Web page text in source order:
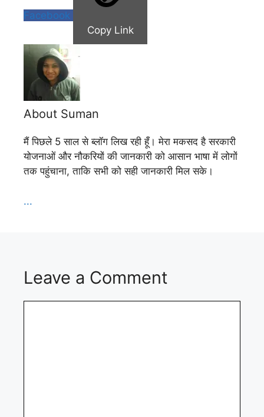
Facebook
Copy Link
About Suman
मैं पिछले 5 साल से ब्लॉग लिख रही हूँ। मेरा मकसद है सरकारी
योजनाओं और नौकरियों की जानकारी को आसान भाषा में लोगों
तक पहुंचाना, ताकि सभी को सही जानकारी मिल सके।
...
Leave a Comment